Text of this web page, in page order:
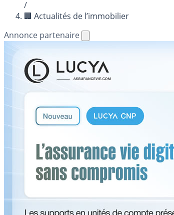
/
🏢 Actualités de l’immobilier
Annonce partenaire